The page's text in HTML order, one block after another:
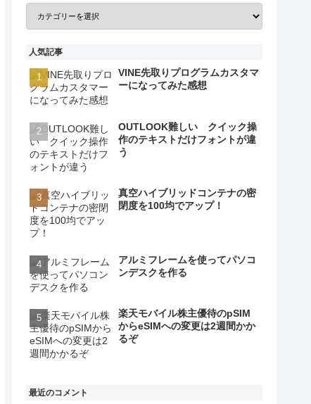
人気記事
VINE先取りプログラムカスタマ
ーになってみた感想
OUTLOOK難しい クイック操
作のテキストだけフォントが違
う
真空ハイブリッドコンテナの密
閉度を100均でアップ！
アルミフレームを使ってパソコ
ンデスクを作る
楽天モバイル株主優待のpSIM
からeSIMへの変更は2週間かか
るぞ
最近のコメント